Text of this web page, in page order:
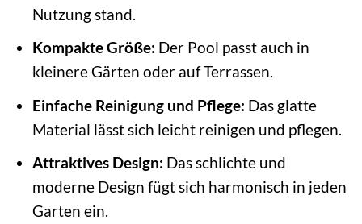
Nutzung stand.
Kompakte Größe: Der Pool passt auch in
kleinere Gärten oder auf Terrassen.
Einfache Reinigung und Pflege: Das glatte
Material lässt sich leicht reinigen und pflegen.
Attraktives Design: Das schlichte und
moderne Design fügt sich harmonisch in jeden
Garten ein.